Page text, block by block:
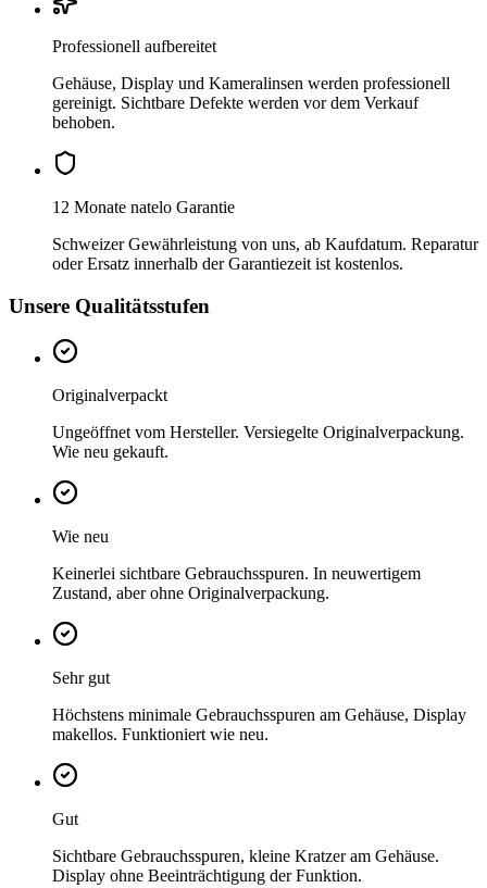
Professionell aufbereitet
Gehäuse, Display und Kameralinsen werden professionell
gereinigt. Sichtbare Defekte werden vor dem Verkauf
behoben.
12 Monate natelo Garantie
Schweizer Gewährleistung von uns, ab Kaufdatum. Reparatur
oder Ersatz innerhalb der Garantiezeit ist kostenlos.
Unsere Qualitätsstufen
Originalverpackt
Ungeöffnet vom Hersteller. Versiegelte Originalverpackung.
Wie neu gekauft.
Wie neu
Keinerlei sichtbare Gebrauchsspuren. In neuwertigem
Zustand, aber ohne Originalverpackung.
Sehr gut
Höchstens minimale Gebrauchsspuren am Gehäuse, Display
makellos. Funktioniert wie neu.
Gut
Sichtbare Gebrauchsspuren, kleine Kratzer am Gehäuse.
Display ohne Beeinträchtigung der Funktion.